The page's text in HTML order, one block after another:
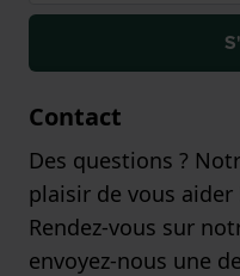
Contact
Des questions ?
plaisir de vous aider
Rendez-vous sur
envoyez-nous une